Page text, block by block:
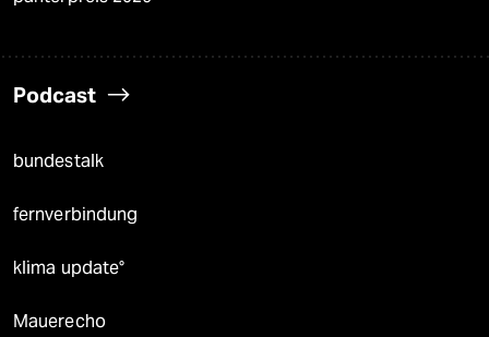
Podcast
bundestalk
fernverbindung
klima update°
Mauerecho